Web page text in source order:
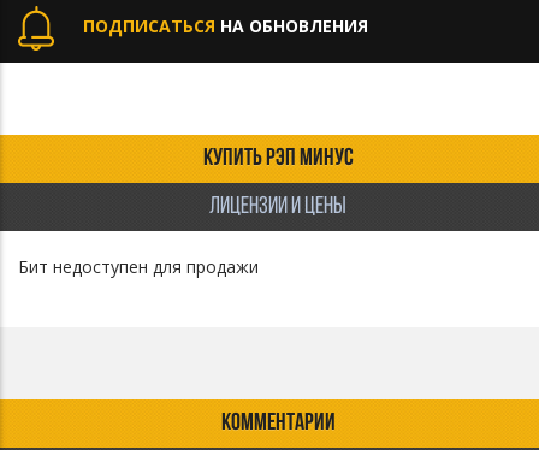
ПОДПИСАТЬСЯ НА ОБНОВЛЕНИЯ
КУПИТЬ РЭП МИНУС
ЛИЦЕНЗИИ И ЦЕНЫ
Бит недоступен для продажи
КОММЕНТАРИИ